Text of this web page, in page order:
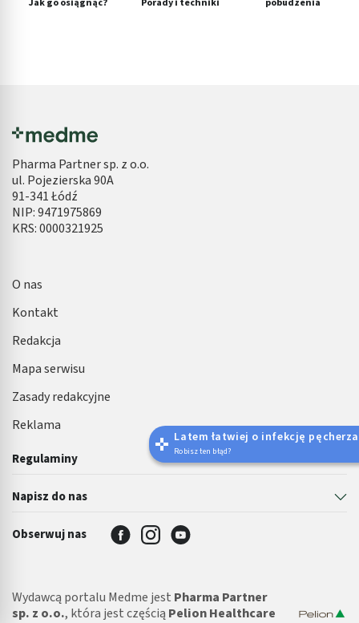
Jak go osiągnąć?
Porady i techniki
pobudzenia
Pharma Partner sp. z o.o.
ul. Pojezierska 90A
91-341 Łódź
NIP: 9471975869
KRS: 0000321925
Regulaminy
Napisz do nas
O nas
Kontakt
Redakcja
Mapa serwisu
Zasady redakcyjne
Reklama
Obserwuj nas
Wydawcą portalu Medme jest Pharma Partner
sp. z o.o., która jest częścią Pelion Healthcare
Latem łatwiej o infekcję pęcherza 🌊
Robisz ten błąd?